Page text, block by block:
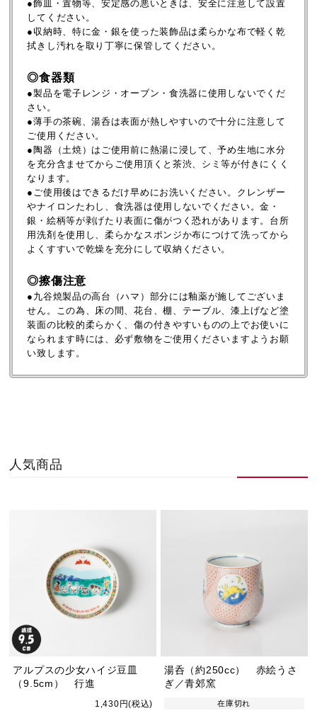
●飾皿・置物等、安定感の悪いときは、安全に注意して設置
してください。
●収納時、特に金・銀を使った装飾品は柔らかな布で軽く乾
拭きし汚れを取り丁寧に保管してください。
◎食器類
●製品を電子レンジ・オーブン・食洗器に使用しないでくだ
さい。
●薄手の茶碗、湯呑は表面が熱しやすいので十分に注意して
ご使用ください。
●陶器（土焼）はご使用前に熱湯に浸して、予め生地に水分
を充分含ませてからご使用頂くと茶渋、シミ等が付きにくく
なります。
●ご使用後はできるだけ早めにお洗いください。クレンザー
やナイロンたわし、食洗器は使用しないでください。金・
銀・絵柄等が剥げたり表面に傷がつく恐れがあります。台所
用洗剤を使用し、柔らかなスポンジか布につけて洗ってから
よくすすいで乾燥を充分にして収納ください。
◎擦傷注意
●九谷焼製品の高台（ハマ）部分には釉薬が施してございま
せん。この為、床の間、花台、棚、テーブル、漆上げなど塗
装面の比較的柔らかく、傷の付きやすいものの上でお使いに
なられます時には、必ず敷物をご使用くださいますようお願
い致します。
人気商品
アルプスの少女ハイジ豆皿
（9.5cm） 行進
1,430円(税込)
湯呑（約250cc） 赤絵うさ
ぎ／青郊窯
在庫切れ